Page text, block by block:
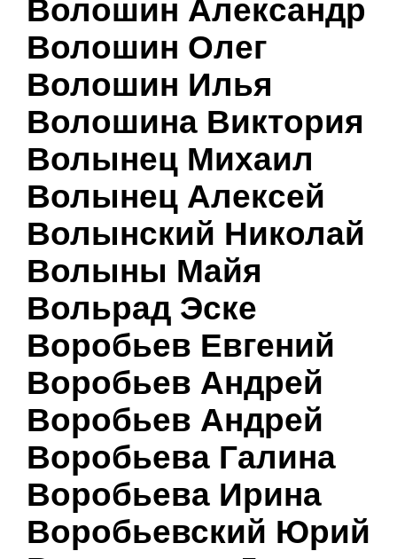
Волошин Александр
Волошин Олег
Волошин Илья
Волошина Виктория
Волынец Михаил
Волынец Алексей
Волынский Николай
Волыны Майя
Вольрад Эске
Воробьев Евгений
Воробьев Андрей
Воробьев Андрей
Воробьева Галина
Воробьева Ирина
Воробьевский Юрий